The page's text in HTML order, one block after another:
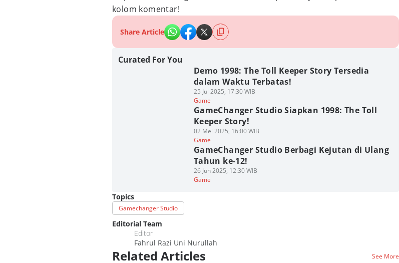
kolom komentar!
Share Article
Curated For You
Demo 1998: The Toll Keeper Story Tersedia
dalam Waktu Terbatas!
25 Jul 2025, 17:30 WIB
Game
GameChanger Studio Siapkan 1998: The Toll
Keeper Story!
02 Mei 2025, 16:00 WIB
Game
GameChanger Studio Berbagi Kejutan di Ulang
Tahun ke-12!
26 Jun 2025, 12:30 WIB
Game
Topics
Gamechanger Studio
Editorial Team
Editor
Fahrul Razi Uni Nurullah
Related Articles See More